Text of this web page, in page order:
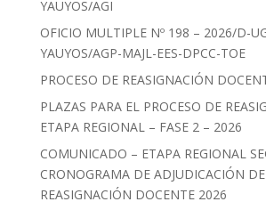
YAUYOS/AGI
OFICIO MULTIPLE Nº 198 – 2026/D-
YAUYOS/AGP-MAJL-EES-DPCC-TOE
PROCESO DE REASIGNACIÓN
PLAZAS PARA EL PROCESO DE
ETAPA REGIONAL – FASE 2 – 2026
COMUNICADO – ETAPA REGIONAL
CRONOGRAMA DE ADJUDICACIÓN
REASIGNACIÓN DOCENTE 2026